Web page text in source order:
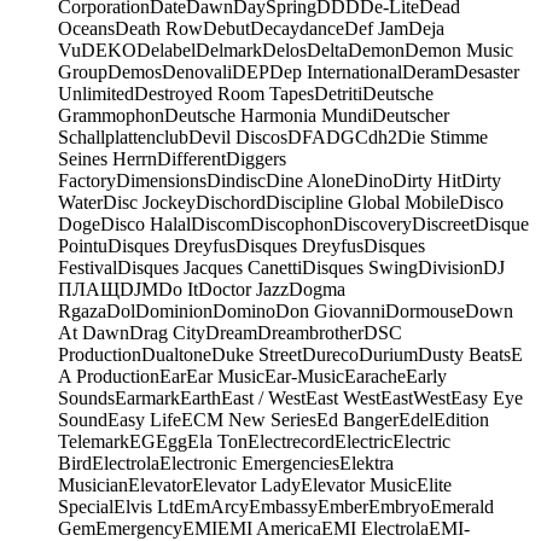
CorporationDateDawnDaySpringDDDDe-LiteDead
OceansDeath RowDebutDecaydanceDef JamDeja
VuDEKODelabelDelmarkDelosDeltaDemonDemon Music
GroupDemosDenovaliDEPDep InternationalDeramDesaster
UnlimitedDestroyed Room TapesDetritiDeutsche
GrammophonDeutsche Harmonia MundiDeutscher
SchallplattenclubDevil DiscosDFADGCdh2Die Stimme
Seines HerrnDifferentDiggers
FactoryDimensionsDindiscDine AloneDinoDirty HitDirty
WaterDisc JockeyDischordDiscipline Global MobileDisco
DogeDisco HalalDiscomDiscophonDiscoveryDiscreetDisque
PointuDisques DreyfusDisques DreyfusDisques
FestivalDisques Jacques CanettiDisques SwingDivisionDJ
ПЛАЩDJMDo ItDoctor JazzDogma
RgazaDolDominionDominoDon GiovanniDormouseDown
At DawnDrag CityDreamDreambrotherDSC
ProductionDualtoneDuke StreetDurecoDuriumDusty BeatsE
A ProductionEarEar MusicEar-MusicEaracheEarly
SoundsEarmarkEarthEast / WestEast WestEastWestEasy Eye
SoundEasy LifeECM New SeriesEd BangerEdelEdition
TelemarkEGEggEla TonElectrecordElectricElectric
BirdElectrolaElectronic EmergenciesElektra
MusicianElevatorElevator LadyElevator MusicElite
SpecialElvis LtdEmArcyEmbassyEmberEmbryoEmerald
GemEmergencyEMIEMI AmericaEMI ElectrolaEMI-